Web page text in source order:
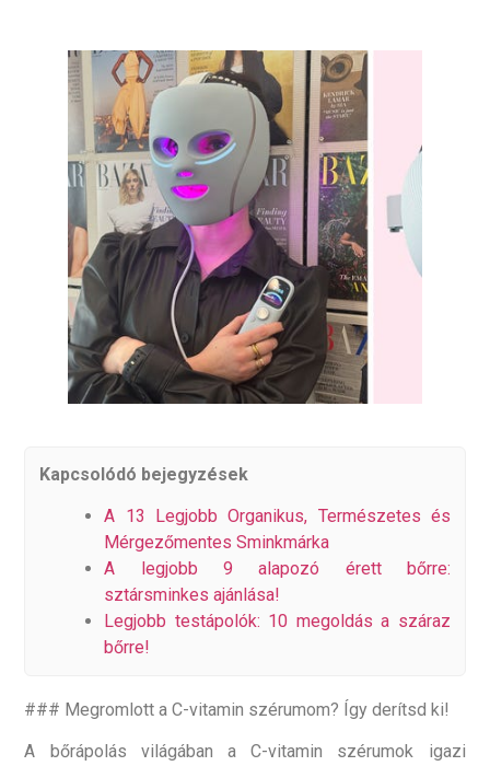
Kapcsolódó bejegyzések
A 13 Legjobb Organikus, Természetes és
Mérgezőmentes Sminkmárka
A legjobb 9 alapozó érett bőrre:
sztársminkes ajánlása!
Legjobb testápolók: 10 megoldás a száraz
bőrre!
### Megromlott a C-vitamin szérumom? Így derítsd ki!
A bőrápolás világában a C-vitamin szérumok igazi